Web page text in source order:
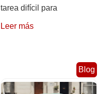
tarea difícil para
Leer más
Blog